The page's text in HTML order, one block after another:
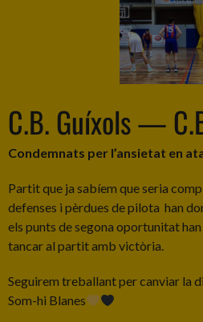
C.B. Guíxols —
Condemnats per l’ansietat en
Partit que ja sabíem que seria
defenses i pèrdues de pilota han
els punts de segona oportunitat
tancar al partit amb victòria.
Seguirem treballant per canviar la
Som-hi Blanes